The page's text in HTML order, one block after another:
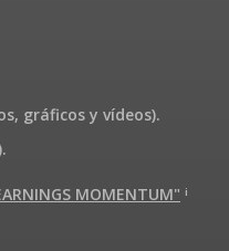
gráficos y vídeos).
MOMENTUM" ¡